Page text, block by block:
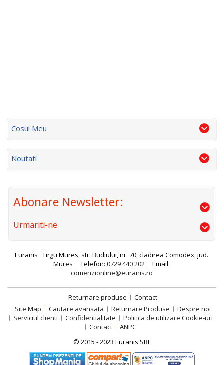
Cosul Meu
Noutati
Abonare Newsletter:
Urmariti-ne
Euranis Tirgu Mures, str. Budiului, nr. 70, cladirea Comodex, jud.
Mures
Telefon:0729 440 202
Email:
comenzionline@euranis.ro
Returnare produse
Contact
Site Map
Cautare avansata Returnare Produse
Despre noi
Serviciul clienti
Confidentialitate
Politica de utilizare Cookie-uri
Contact
ANPC
© 2015 - 2023 Euranis SRL